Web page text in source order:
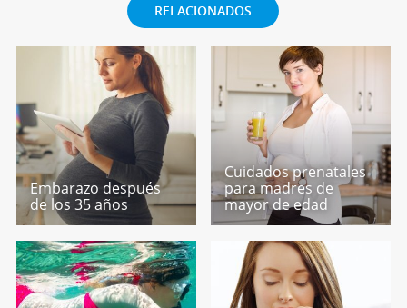
RELACIONADOS
Embarazo después
de los 35 años
Cuidados prenatales
para madres de
mayor de edad